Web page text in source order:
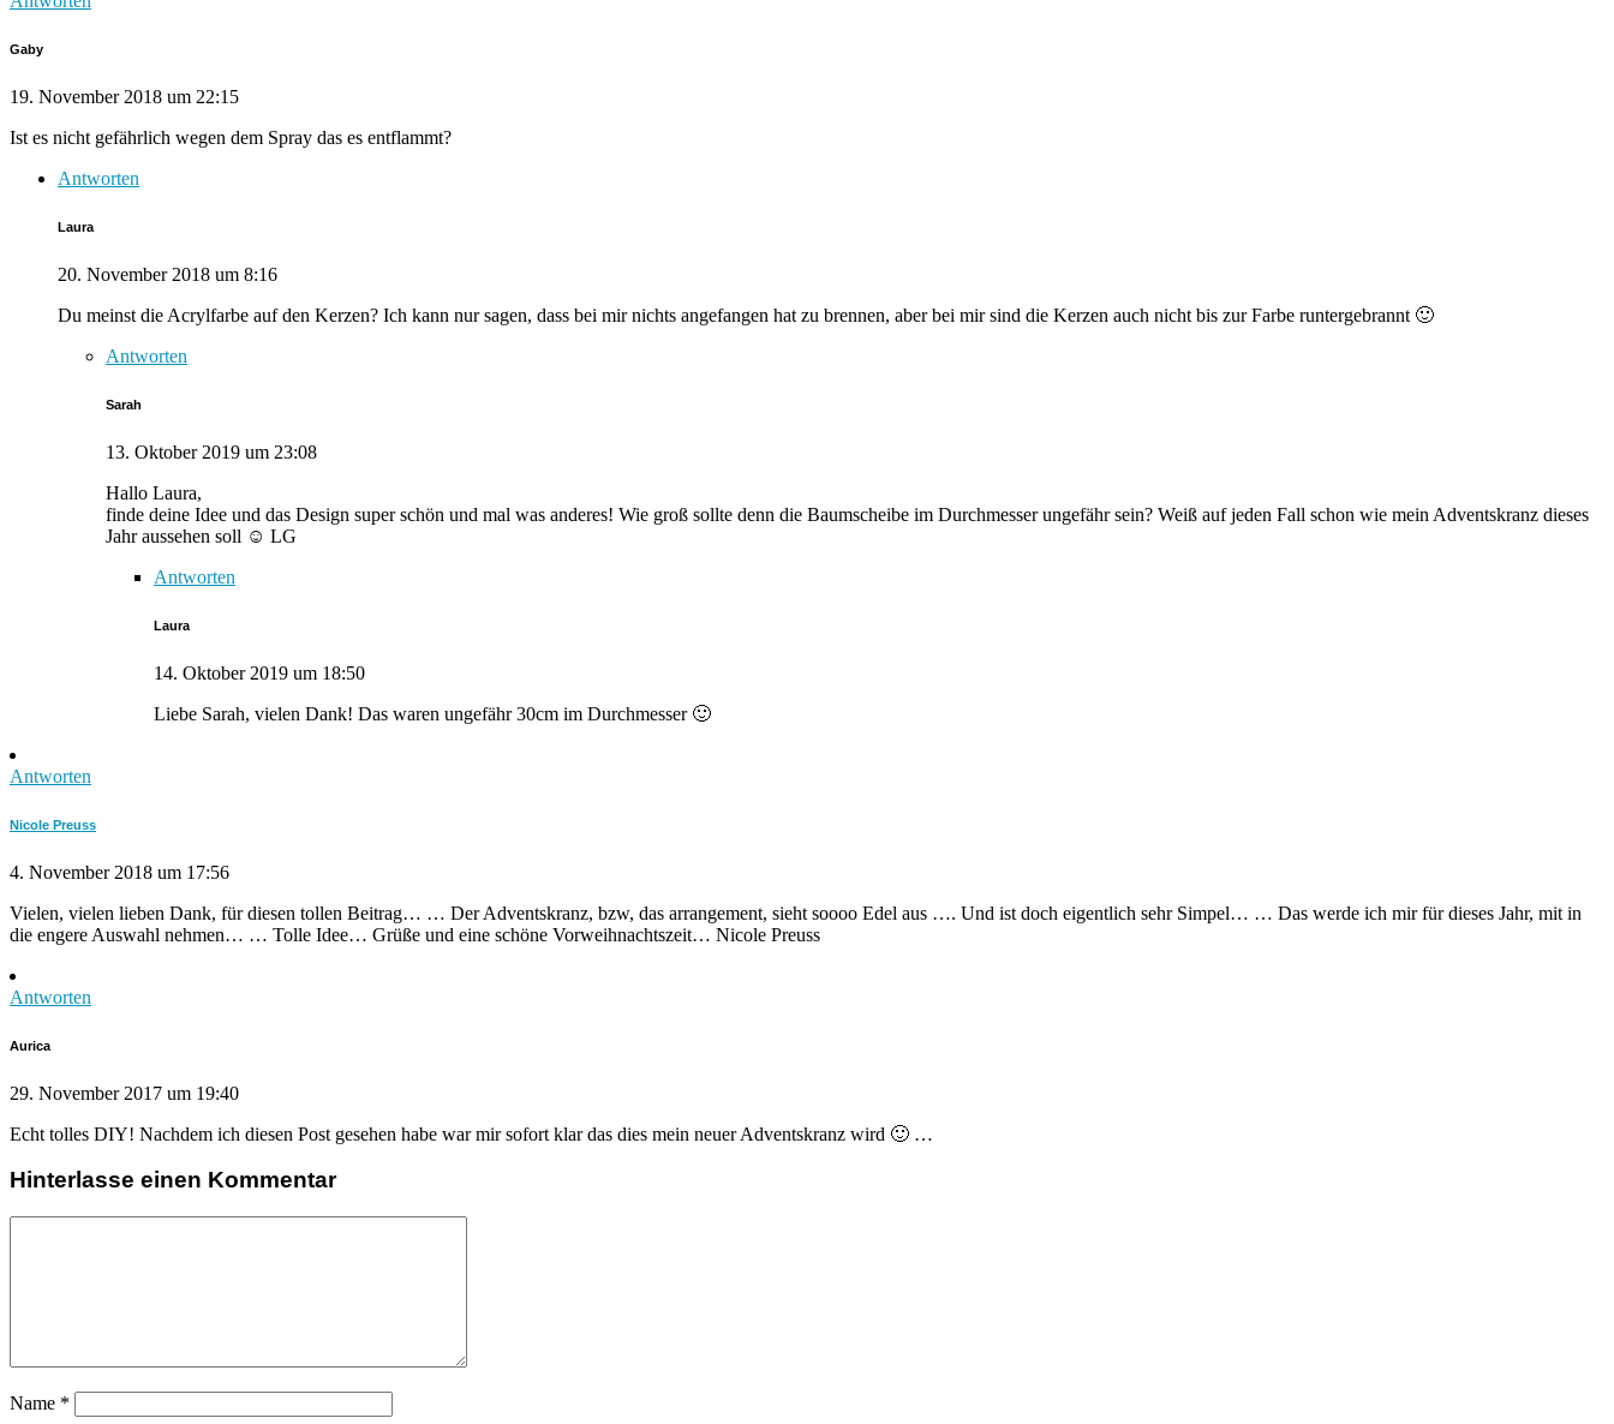
Gaby
19. November 2018 um 22:15
Ist es nicht gefährlich wegen dem Spray das es entflammt?
Antworten
Laura
20. November 2018 um 8:16
Du meinst die Acrylfarbe auf den Kerzen? Ich kann nur sagen, dass bei mir nichts angefangen hat zu brennen, aber bei mir sind die Kerzen auch nicht bis zur Farbe runtergebrannt 🙂
Antworten
Sarah
13. Oktober 2019 um 23:08
Hallo Laura,
finde deine Idee und das Design super schön und mal was anderes! Wie groß sollte denn die Baumscheibe im Durchmesser ungefähr sein? Weiß auf jeden Fall schon wie mein Adventskranz dieses
Jahr aussehen soll ☺️ LG
Antworten
Laura
14. Oktober 2019 um 18:50
Liebe Sarah, vielen Dank! Das waren ungefähr 30cm im Durchmesser 🙂
Antworten
Nicole Preuss
4. November 2018 um 17:56
Vielen, vielen lieben Dank, für diesen tollen Beitrag… … Der Adventskranz, bzw, das arrangement, sieht soooo Edel aus …. Und ist doch eigentlich sehr Simpel… … Das werde ich mir für dieses Jahr, mit in
die engere Auswahl nehmen… … Tolle Idee… Grüße und eine schöne Vorweihnachtszeit… Nicole Preuss
Antworten
Aurica
29. November 2017 um 19:40
Echt tolles DIY! Nachdem ich diesen Post gesehen habe war mir sofort klar das dies mein neuer Adventskranz wird 🙂 …
Hinterlasse einen Kommentar
Name *